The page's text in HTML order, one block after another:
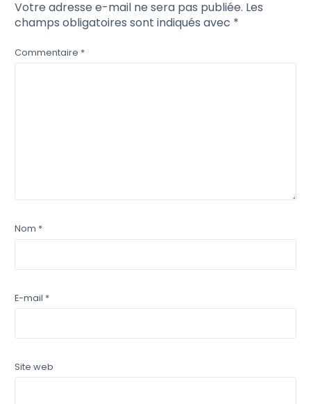
Votre adresse e-mail ne sera pas publiée. Les
champs obligatoires sont indiqués avec *
Commentaire *
Nom *
E-mail *
Site web